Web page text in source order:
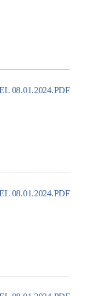
08.01.2024.PDF
08.01.2024.PDF